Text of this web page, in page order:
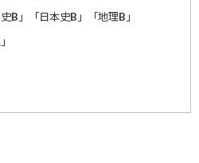
B」「日本史B」「地理B」